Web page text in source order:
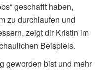
geschafft haben,
zu durchlaufen und
zeigt dir Kristin im
Beispiels.
geworden bist und mehr